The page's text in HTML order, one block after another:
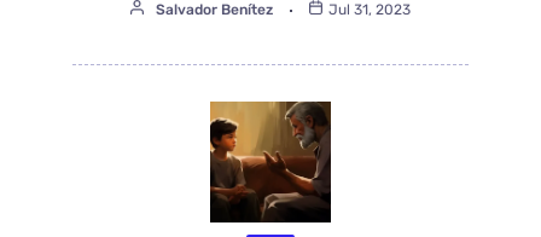
Salvador Benítez Jul 31, 2023